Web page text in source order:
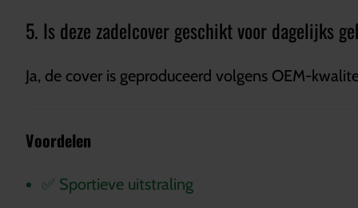
5. Is deze zadelcover geschikt voor dagelijks
Ja, de cover is geproduceerd volgens OEM-
Voordelen
✅ Sportieve uitstraling